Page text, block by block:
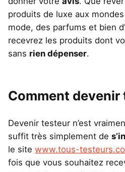
produits de luxe aux
mode, des parfums et bien
recevrez les produits dont
sans rien dépenser.
Comment devenir
Devenir testeur n’est
suffit très simplement de
le site www.tous-
fois que vous souhaitez